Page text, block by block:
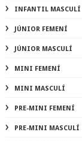
INFANTIL MASCULÍ
JÚNIOR FEMENÍ
JÚNIOR MASCULÍ
MINI FEMENÍ
MINI MASCULÍ
PRE-MINI FEMENÍ
PRE-MINI MASCULÍ